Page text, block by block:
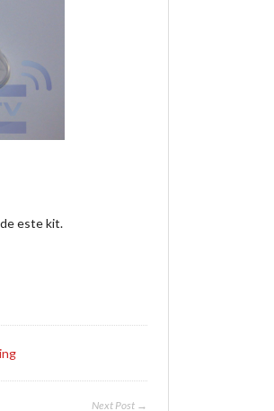
este kit.
Next Post →